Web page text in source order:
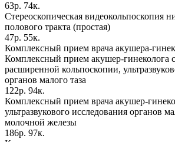
63р. 74к.
Стереоскопическая видеокольпоскопия
полового тракта (простая)
47р. 55к.
Комплексный прием врача акушера-
Комплексный прием акушер-гинеколога
расширенной кольпоскопии,
органов малого таза
122р. 94к.
Комплексный прием врача акушер-
ультразвукового исследования органов
молочной железы
186р. 97к.